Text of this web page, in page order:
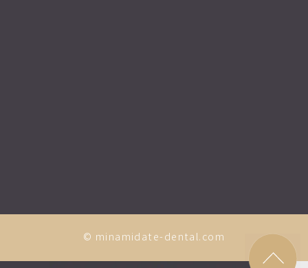
© minamidate-dental.com